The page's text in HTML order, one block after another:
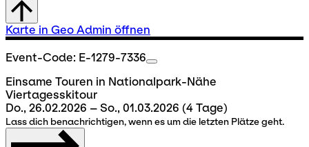
Karte in Geo Admin öffnen
Event-Code: E-1279-7336
Einsame Touren in Nationalpark-Nähe
Viertagesskitour
Do., 26.02.2026 – So., 01.03.2026 (4 Tage)
Lass dich benachrichtigen, wenn es um die letzten Plätze geht.